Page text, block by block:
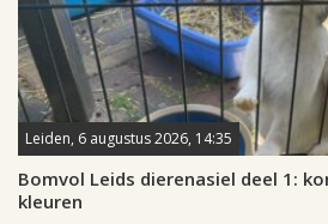
Leiden, 6 augustus 2026, 14:35
Bomvol Leids dierenasiel deel 1:
kleuren